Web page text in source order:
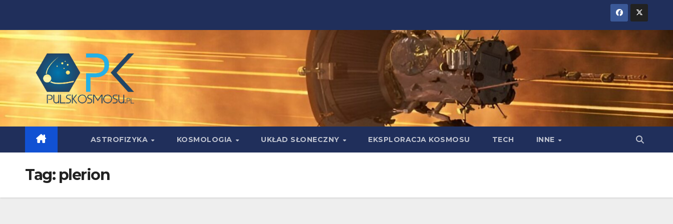
content
ASTROFIZYKA KOSMOLOGIA UKŁAD SŁONECZNY EKSPLORACJA KOSMOSU TECH INNE
Tag: plerion